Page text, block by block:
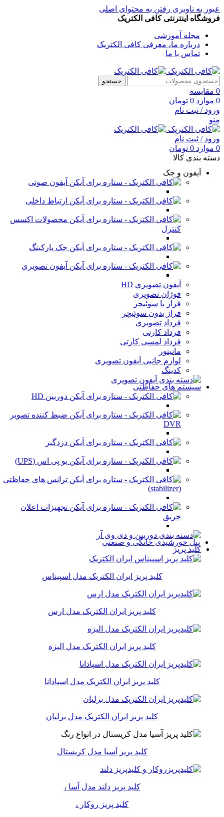
عبور به ناوبری رفتن به محتوای اصلی
فروشگاه اینترنتی کافی الکتریک
مجله آموزشی
درباره ما، معرفی کافی الکتریک
تماس با ما
جستجو
0 مقایسه
0 موارد 0 تومان
ورود / ثبت نام
منو
ورود / ثبت نام
0 موارد 0 تومان
دسته بندی کالا
آیفون و جک
آیفون صوتی
ارتباط داخلی
محصولات اکسس
کنترل
جک پارکینگ
آیفون تصویری
آیفون تصویری HD
فوژان تصویری
فراز با سوئیچر
فراز بدون سوئیچر
فرداد تصویری
فرداد کارتی
فرداد لمسی کارتی
مانیتور
لوازم جانبی آیفون تصویری
کدینگ
سیستم های حفاظتی
دوربین HD
ضبط کننده تصویر
DVR
دزدگیر
یو پی اس (UPS)
ترانس های حفاظتی
(stabilizer)
تجهیزات اعلان
حریق
پنل خورشیدی خانگی و صنعتی
کلید پریز
کلید پریز ایران الکتریک مدل اسپیناس
کلید پریز ایران الکتریک مدل ارس
کلید پریز ایران الکتریک مدل الیزه
کلید پریز ایران الکتریک مدل اسپادانا
کلید پریز ایران الکتریک مدل برلیان
کلید پریز آسیا مدل کریستال
کلید پریز دلند مدل آسا ،
کلید پریز روکار ،